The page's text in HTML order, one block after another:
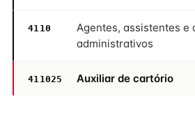
4110
Agentes, assistentes e
administrativos
411025 Auxiliar de cartório